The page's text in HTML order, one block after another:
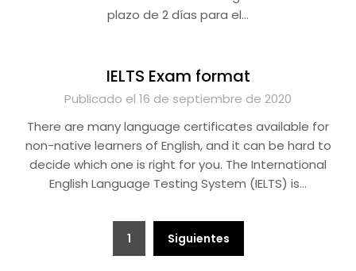
plazo de 2 días para el…
IELTS Exam format
Publicado el 16 de septiembre de 2020
There are many language certificates available for
non-native learners of English, and it can be hard to
decide which one is right for you. The International
English Language Testing System (IELTS) is…
1 Siguientes